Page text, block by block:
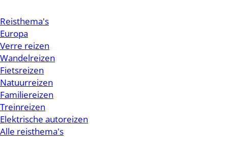
Reisthema's
Europa
Verre reizen
Wandelreizen
Fietsreizen
Natuurreizen
Familiereizen
Treinreizen
Elektrische autoreizen
Alle reisthema's